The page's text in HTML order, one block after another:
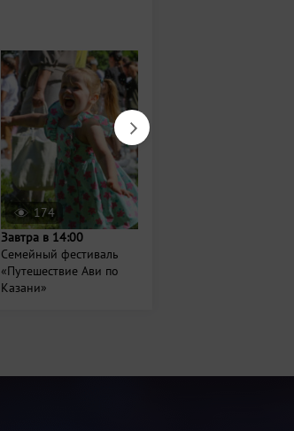
174
Завтра в 14:00
Семейный фестиваль
«Путешествие Ави по
Казани»